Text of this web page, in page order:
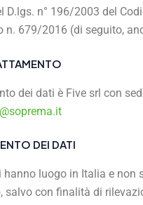
D.lgs. n° 196/2003 del
n. 679/2016 (di seguito,
dei dati è Five srl con
DEI DATI
hanno luogo in Italia e
con finalità di